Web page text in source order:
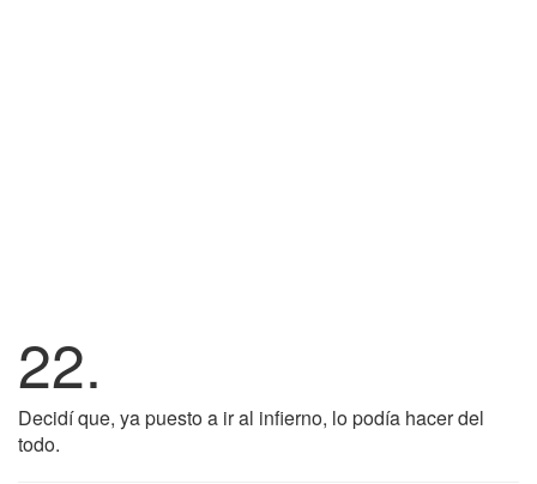
22.
Decidí que, ya puesto a ir al infierno, lo podía hacer del
todo.